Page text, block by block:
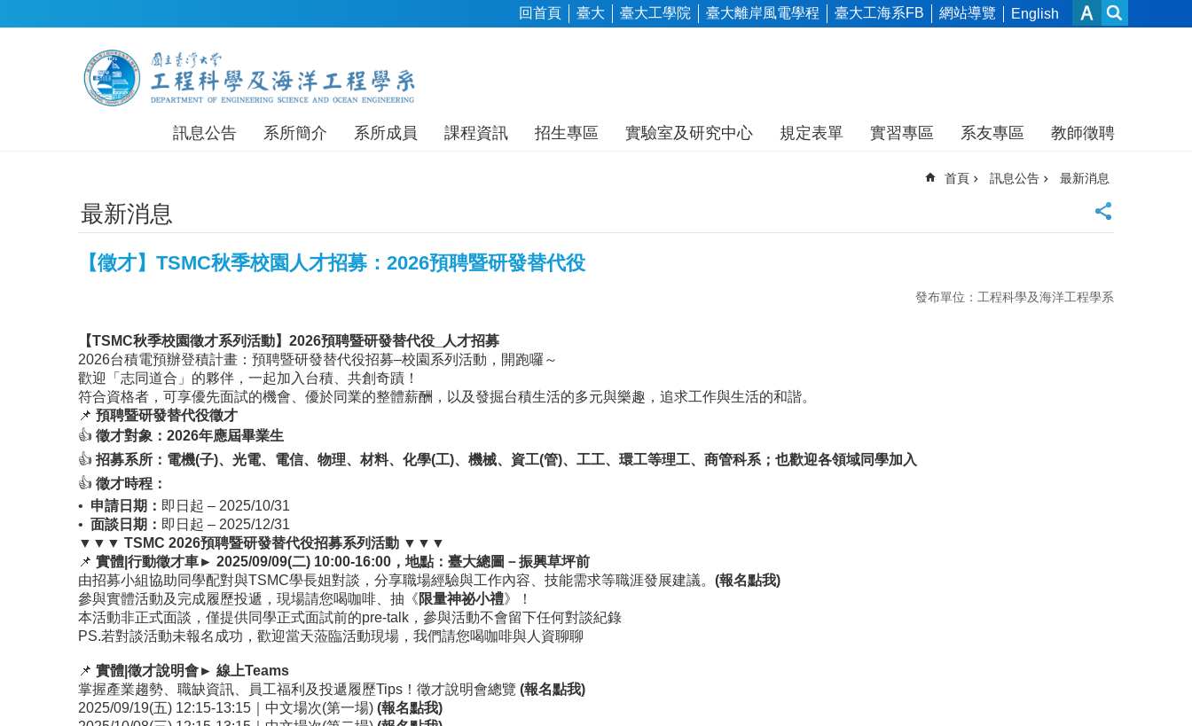
回首頁 臺大 臺大工學院 臺大離岸風電學程 臺大工海系FB 網站導覽 English
訊息公告 系所簡介 系所成員 課程資訊 招生專區 實驗室及研究中心 規定表單 實習專區 系友專區 教師徵聘
首頁 訊息公告 最新消息
最新消息
【徵才】TSMC秋季校園人才招募：2026預聘暨研發替代役
發布單位：工程科學及海洋工程學系
【TSMC秋季校園徵才系列活動】 2026預聘暨研發替代役
人才招募
2026台積電預辦登積計畫：預聘暨研發替代役招募–校園系列活動，開跑囉～
歡迎「志同道合」的夥伴，一起加入台積、共創奇蹟！
符合資格者，可享優先面試的機會、優於同業的整體薪酬，以及發掘台積生活的多元與樂趣，追求工作與生活的和諧。
📌 預聘暨研發替代役徵才
👍 徵才對象： 2026年應屆畢業生
👍 招募系所： 電機(子)、光電、電信、物理、材料、化學(工)、機械、資工(管)、工工、環工等理工、商管科系；也歡迎各領域同學加入
👍 徵才時程：
• 申請日期： 即日起 – 2025/10/31
• 面談日期： 即日起 – 2025/12/31
▼▼▼ TSMC 2026預聘暨研發替代役招募系列活動 ▼▼▼
📌 實體 行動徵才車► 2025/09/09(二) 10:00-16:00 ，地點： 臺大總圖－振興草坪前
由招募小組協助同學配對與TSMC學長姐對談，分享職場經驗與工作內容、技能需求等職涯發展建議。 (報名點我)
參與實體活動及完成履歷投遞，現場請您喝咖啡、抽《限量神祕小禮》！
本活動非正式面談，僅提供同學正式面試前的pre-talk，參與活動不會留下任何對談紀錄
PS.若對談活動未報名成功，歡迎當天蒞臨活動現場，我們請您喝咖啡與人資聊聊
📌 實體 徵才說明會► 線上Teams
掌握產業趨勢、職缺資訊、員工福利及投遞履歷Tips！徵才說明會總覽 (報名點我)
2025/09/19(五) 12:15-13:15｜中文場次(第一場) (報名點我)